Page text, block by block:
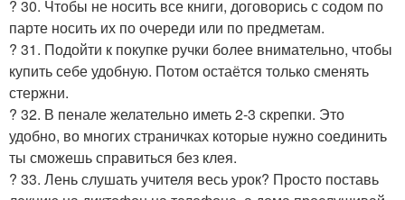
? 30. Чтобы не носить все книги, договорись с содом по
парте носить их по очереди или по предметам.
? 31. Подойти к покупке ручки более внимательно, чтобы
купить себе удобную. Потом остаётся только сменять
стержни.
? 32. В пенале желательно иметь 2-3 скрепки. Это
удобно, во многих страничках которые нужно соединить
ты сможешь справиться без клея.
? 33. Лень слушать учителя весь урок? Просто поставь